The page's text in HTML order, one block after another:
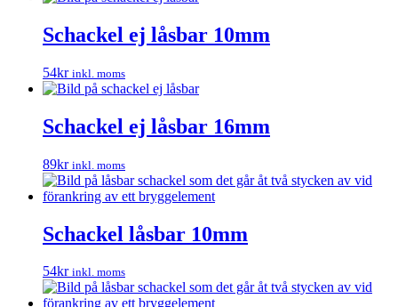
Schackel ej låsbar 10mm
54kr inkl. moms
Schackel ej låsbar 16mm
89kr inkl. moms
Schackel låsbar 10mm
54kr inkl. moms